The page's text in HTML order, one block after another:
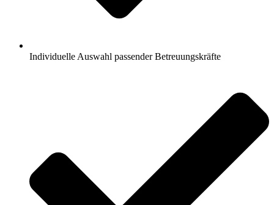
Individuelle Auswahl passender Betreuungskräfte